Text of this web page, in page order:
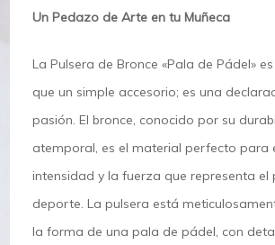
Un Pedazo de Arte en tu Muñeca
La Pulsera de Bronce «Pala de Pádel»
que un simple accesorio; es una
pasión. El bronce, conocido por su
atemporal, es el material perfecto para
intensidad y la fuerza que representa el
deporte. La pulsera está
la forma de una pala de pádel, con